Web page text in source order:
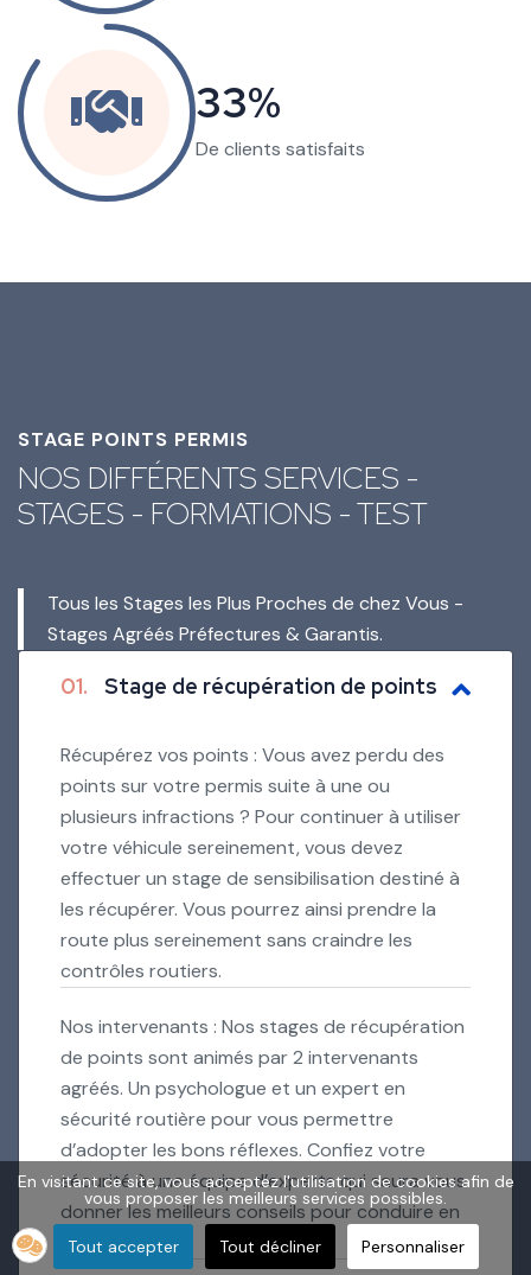
86
De clients satisfaits
STAGE POINTS PERMIS
NOS DIFFÉRENTS SERVICES -
STAGES - FORMATIONS - TEST
Tous les Stages les Plus Proches de chez Vous -
Stages Agréés Préfectures & Garantis.
01. Stage de récupération de points
Récupérez vos points : Vous avez perdu des
points sur votre permis suite à une ou
plusieurs infractions ? Pour continuer à utiliser
votre véhicule sereinement, vous devez
effectuer un stage de sensibilisation destiné à
les récupérer. Vous pourrez ainsi prendre la
route plus sereinement sans craindre les
contrôles routiers.
Nos intervenants : Nos stages de récupération
de points sont animés par 2 intervenants
agréés. Un psychologue et un expert en
sécurité routière pour vous permettre
d’adopter les bons réflexes. Confiez votre
sécurité à une équipe d’experts qui saura vous
donner les meilleurs conseils pour conduire en
toute sécurité.
En visitant ce site, vous acceptez l'utilisation de cookies afin de
vous proposer les meilleurs services possibles.
Tout accepter Tout décliner Personnaliser